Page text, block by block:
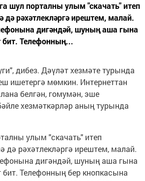
шул порталны улым "скачать" итеп
дә рәхәтлекләргә ирештем, малай.
дигәндәй, шуның аша гына
бит. Телефонның...
дибез. Дәүләт хезмәте турында
ишетергә мөмкин. Интернеттан
белгән, гомумән, эше
хезмәткәрләр аның турында
улым "скачать" итеп
дә рәхәтлекләргә ирештем, малай.
дигәндәй, шуның аша гына
бит. Телефонның бер кнопкасына